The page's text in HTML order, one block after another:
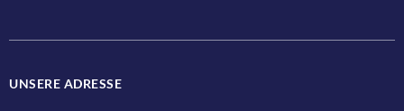
UNSERE ADRESSE